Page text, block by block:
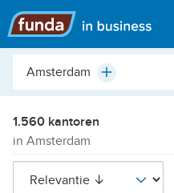
Hoofdmenu
Plaats,
etc.
Plus
1.560 kantoren
in Amsterdam